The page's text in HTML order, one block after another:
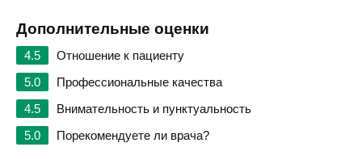
Дополнительные оценки
4.5
Отношение к пациенту
5.0
Профессиональные качества
4.5
Внимательность и пунктуальность
5.0
Порекомендуете ли врача?